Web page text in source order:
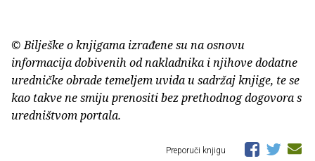
© Bilješke o knjigama izrađene su na osnovu
informacija dobivenih od nakladnika i njihove dodatne
uredničke obrade temeljem uvida u sadržaj knjige, te se
kao takve ne smiju prenositi bez prethodnog dogovora s
uredništvom portala.
Preporuči knjigu